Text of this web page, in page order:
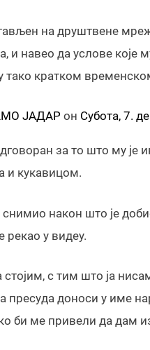
на друштвене
и навео да услове које
тако кратком
ЈАДАР он Субота, 7.
за то што му је
и кукавицом.
након што је
рекао у видеу.
с тим што ја
пресуда доноси у име
би ме привели да дам